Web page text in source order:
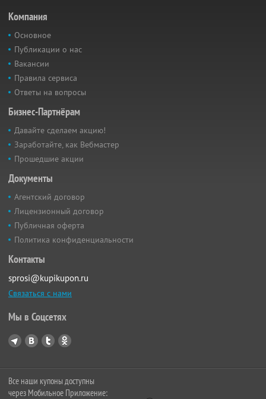
Компания
Основное
Публикации о нас
Вакансии
Правила сервиса
Ответы на вопросы
Бизнес-Партнёрам
Давайте сделаем акцию!
Заработайте, как Вебмастер
Прошедшие акции
Документы
Агентский договор
Лицензионный договор
Публичная оферта
Политика конфиденциальности
Контакты
sprosi@kupikupon.ru
Связаться с нами
Мы в Соцсетях
Все наши купоны доступны
через Мобильное Приложение: